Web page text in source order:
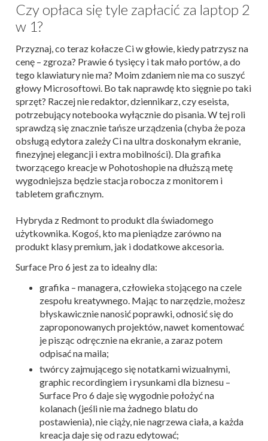
Czy opłaca się tyle zapłacić za laptop 2
w 1?
Przyznaj, co teraz kołacze Ci w głowie, kiedy patrzysz na
cenę – zgroza? Prawie 6 tysięcy i tak mało portów, a do
tego klawiatury nie ma? Moim zdaniem nie ma co suszyć
głowy Microsoftowi. Bo tak naprawdę kto sięgnie po taki
sprzęt? Raczej nie redaktor, dziennikarz, czy eseista,
potrzebujący notebooka wyłącznie do pisania. W tej roli
sprawdzą się znacznie tańsze urządzenia (chyba że poza
obsługą edytora zależy Ci na ultra doskonałym ekranie,
finezyjnej elegancji i extra mobilności). Dla grafika
tworzącego kreacje w Pohotoshopie na dłuższą metę
wygodniejsza będzie stacja robocza z monitorem i
tabletem graficznym.
Hybryda z Redmont to produkt dla świadomego
użytkownika. Kogoś, kto ma pieniądze zarówno na
produkt klasy premium, jak i dodatkowe akcesoria.
Surface Pro 6 jest za to idealny dla:
grafika – managera, człowieka stojącego na czele
zespołu kreatywnego. Mając to narzędzie, możesz
błyskawicznie nanosić poprawki, odnosić się do
zaproponowanych projektów, nawet komentować
je pisząc odręcznie na ekranie, a zaraz potem
odpisać na maila;
twórcy zajmującego się notatkami wizualnymi,
graphic recordingiem i rysunkami dla biznesu –
Surface Pro 6 daje się wygodnie położyć na
kolanach (jeśli nie ma żadnego blatu do
postawienia), nie ciąży, nie nagrzewa ciała, a każda
kreacja daje się od razu edytować;